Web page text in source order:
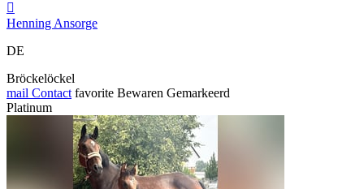

Henning Ansorge
DE
Bröckelöckel
mail Contact favorite Bewaren Gemarkeerd
Platinum